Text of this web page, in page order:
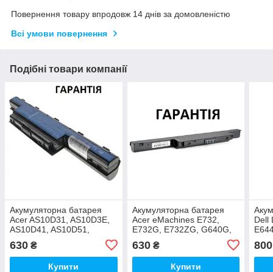
Повернення товару впродовж 14 днів за домовленістю
Всі умови повернення
Подібні товари компанії
Акумуляторна батарея
Acer AS10D31, AS10D3E,
AS10D41, AS10D51,
AS10D73, AS10D75
630 ₴
Купити
Акумуляторна батарея
Acer eMachines E732,
E732G, E732ZG, G640G,
630₴
Купити
Dell
800